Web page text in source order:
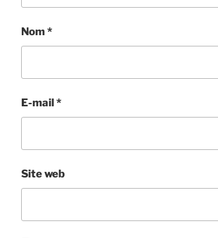
Nom*
E-mail*
Site web